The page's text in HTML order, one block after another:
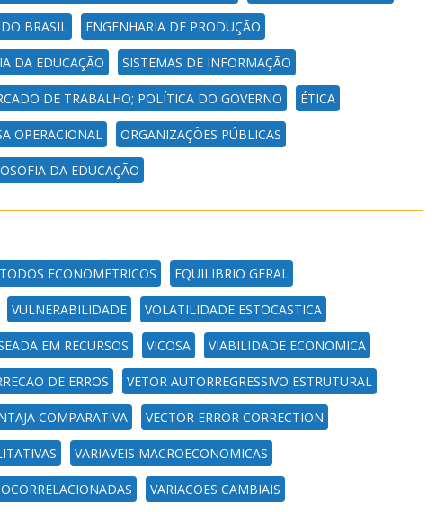
BRASIL ENGENHARIA DE PRODUÇÃO
DA EDUCAÇÃO SISTEMAS DE INFORMAÇÃO
DE TRABALHO; POLÍTICA DO GOVERNO ÉTICA
OPERACIONAL ORGANIZAÇÕES PÚBLICAS
DA EDUCAÇÃO
ECONOMETRICOS EQUILIBRIO GERAL
VULNERABILIDADE VOLATILIDADE ESTOCASTICA
EM RECURSOS VICOSA VIABILIDADE ECONOMICA
DE ERROS VETOR AUTORREGRESSIVO ESTRUTURAL
COMPARATIVA VECTOR ERROR CORRECTION
VARIAVEIS MACROECONOMICAS
VARIACOES CAMBIAIS